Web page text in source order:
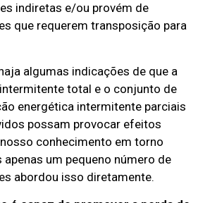
indiretas e/ou provém de
que requerem transposição para
algumas indicações de que a
total e o conjunto de
energética intermitente parciais
possam provocar efeitos
conhecimento em torno
um pequeno número de
abordou isso diretamente.